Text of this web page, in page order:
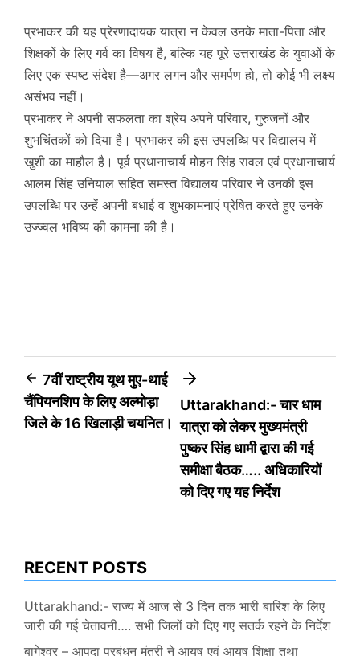
प्रभाकर की यह प्रेरणादायक यात्रा न केवल उनके माता-पिता और
शिक्षकों के लिए गर्व का विषय है, बल्कि यह पूरे उत्तराखंड के युवाओं के
लिए एक स्पष्ट संदेश है—अगर लगन और समर्पण हो, तो कोई भी लक्ष्य
असंभव नहीं।
प्रभाकर ने अपनी सफलता का श्रेय अपने परिवार, गुरुजनों और
शुभचिंतकों को दिया है। प्रभाकर की इस उपलब्धि पर विद्यालय में
खुशी का माहौल है। पूर्व प्रधानाचार्य मोहन सिंह रावल एवं प्रधानाचार्य
आलम सिंह उनियाल सहित समस्त विद्यालय परिवार ने उनकी इस
उपलब्धि पर उन्हें अपनी बधाई व शुभकामनाएं प्रेषित करते हुए उनके
उज्ज्वल भविष्य की कामना की है।
Post
navigation
7वीं राष्ट्रीय यूथ मुए-थाई
चैंपियनशिप के लिए अल्मोड़ा
जिले के 16 खिलाड़ी चयनित।
Uttarakhand:- चार धाम
यात्रा को लेकर मुख्यमंत्री
पुष्कर सिंह धामी द्वारा की गई
समीक्षा बैठक….. अधिकारियों
को दिए गए यह निर्देश
RECENT POSTS
Uttarakhand:- राज्य में आज से 3 दिन तक भारी बारिश के लिए
जारी की गई चेतावनी…. सभी जिलों को दिए गए सतर्क रहने के निर्देश
बागेश्वर – आपदा प्रबंधन मंत्री ने आयुष एवं आयुष शिक्षा तथा